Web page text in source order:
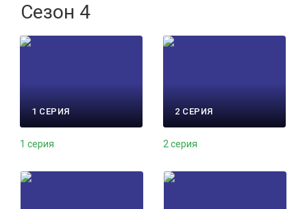
Сезон 4
1 СЕРИЯ
1 серия
2 СЕРИЯ
2 серия